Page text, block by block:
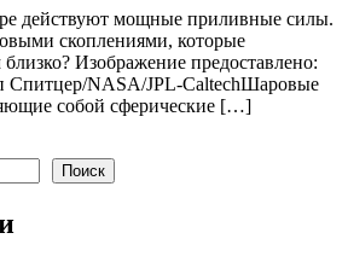
действуют мощные приливные силы.
скоплениями, которые
Изображение предоставлено:
Спитцер/NASA/JPL-CaltechШаровые
собой сферические […]
Поиск